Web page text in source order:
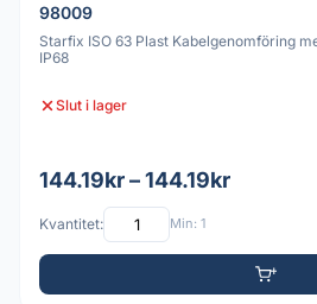
98009
Starfix ISO 63 Plast Kabelgenomföring
IP68
Slut i lager
144.19kr – 144.19kr
Kvantitet: Min: 1